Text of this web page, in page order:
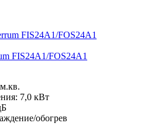
FIS24A1/FOS24A1
7,0 кВт
обогрев